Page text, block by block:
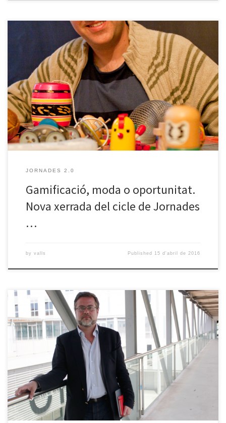
El proper dimecres 27 d’abril continua el cicle Jornades 2.0 amb
una nova xerrada. En aquesta ocasió, es parlarà d’un tema de
molta actualitat però que alhora genera certa confusió:
Gamificació, moda o oportunitat? Darrerament se sent parlar molt
de gamificació, i sota aquest concepte hi ha articles i experiències
[…]
JORNADES 2.0
Gamificació, moda o oportunitat.
Nova xerrada del cicle de Jornades
…
by valls Published 15 d'abril de 2016
Ja tenim a punt la nova xerrada del cicle Jornades 2.0: “Construint
una ciutat intel·ligent”. En aquesta ocasió el nostre ponent serà
Santiago J. Castellà Surribas, que ens parlarà de ciutats
intel·ligents. Tindrem l’oportunitat d’aclarir conceptes relacionats
amb el tema de smart cities i també de conèixer les oportunitats
que […]